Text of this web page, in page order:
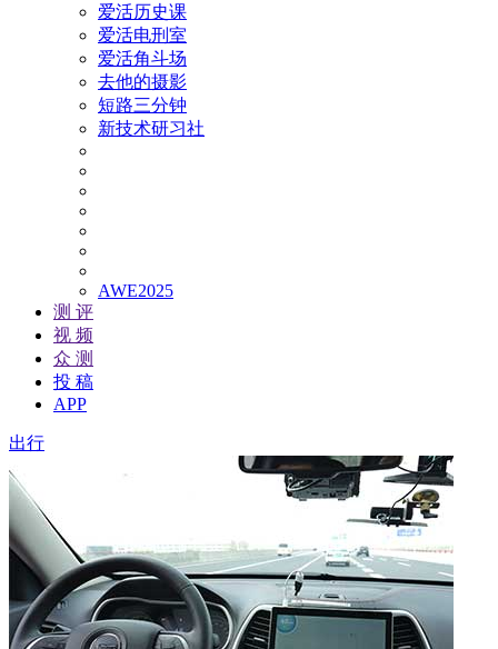
爱活历史课
爱活电刑室
爱活角斗场
去他的摄影
短路三分钟
新技术研习社
AWE2025
测 评
视 频
众 测
投 稿
APP
出行